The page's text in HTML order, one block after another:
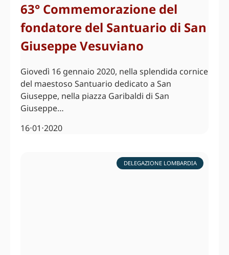
63° Commemorazione del
fondatore del Santuario di San
Giuseppe Vesuviano
Giovedì 16 gennaio 2020, nella splendida cornice
del maestoso Santuario dedicato a San
Giuseppe, nella piazza Garibaldi di San
Giuseppe…
16⋅01⋅2020
DELEGAZIONE LOMBARDIA